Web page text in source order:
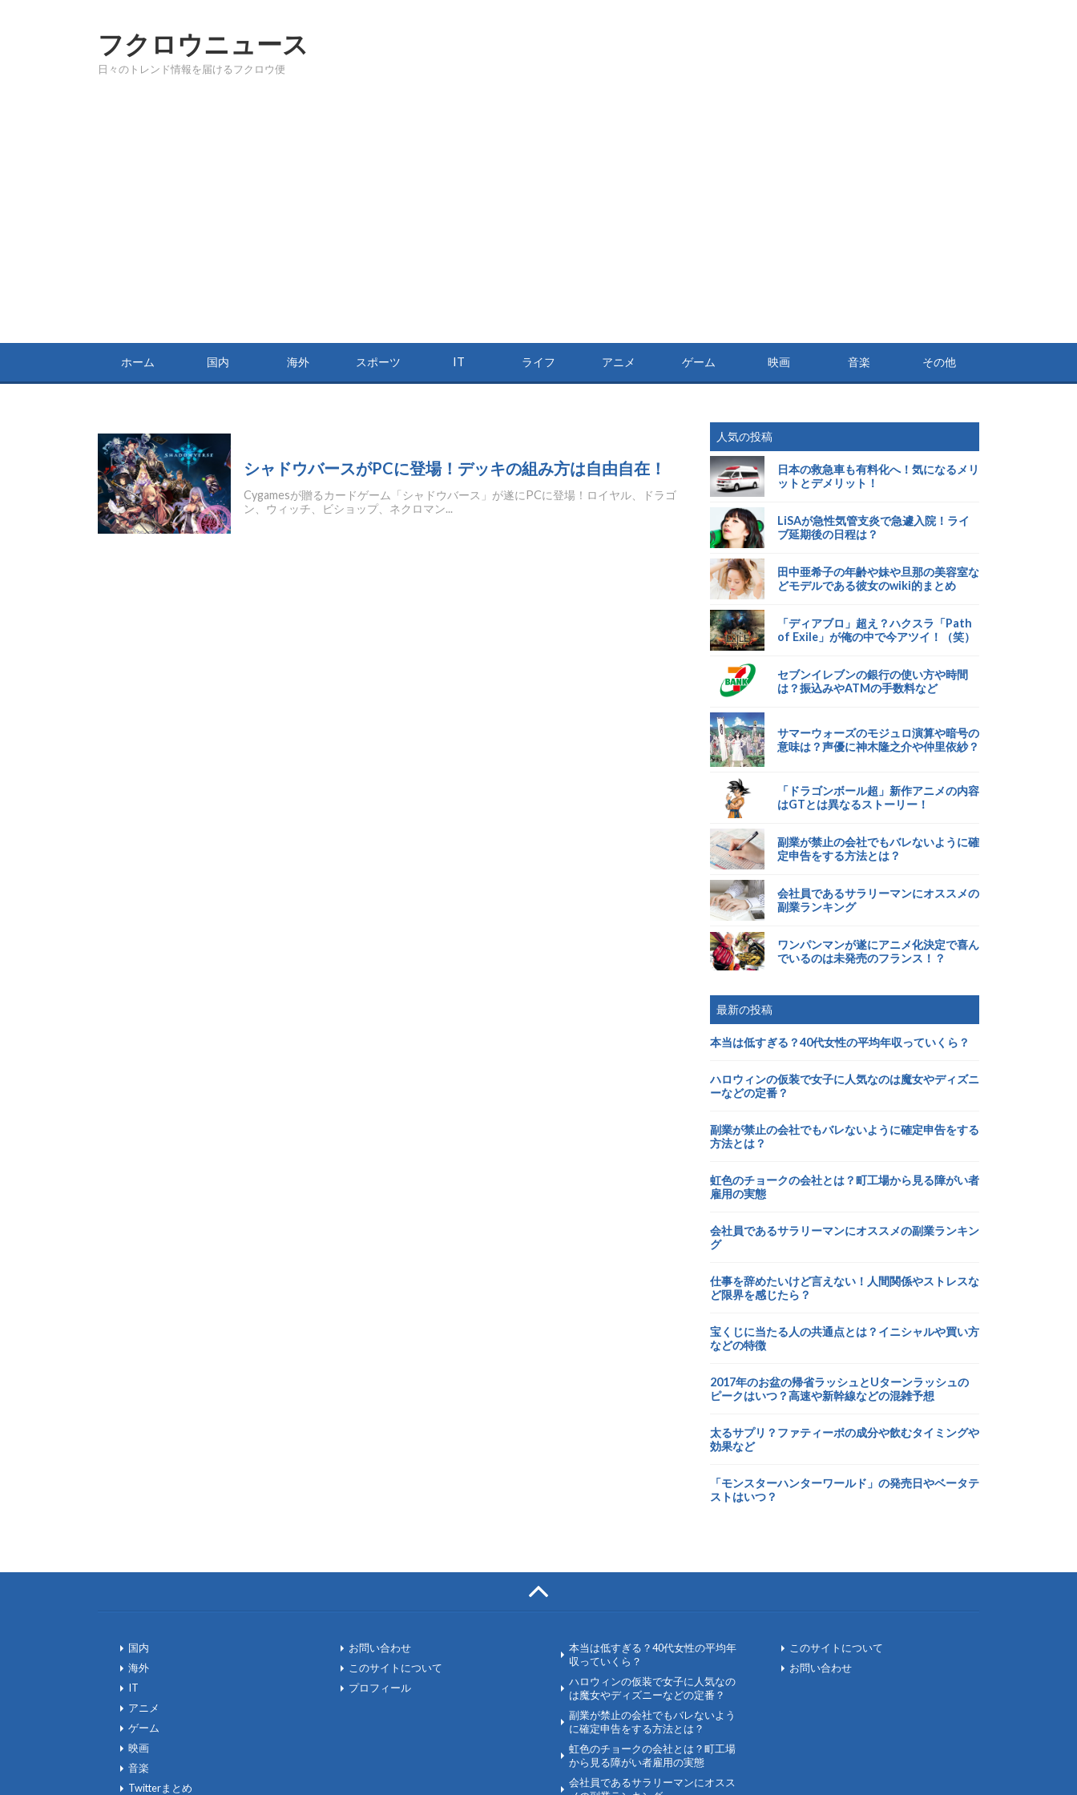
フクロウニュース
日々のトレンド情報を届けるフクロウ便
ホーム 国内 海外 スポーツ IT ライフ アニメ ゲーム 映画 音楽 その他
シャドウバースがPCに登場！デッキの組み方は自由自在！
Cygamesが贈るカードゲーム「シャドウバース」が遂にPCに登場！ロイヤル、ドラゴ
ン、ウィッチ、ビショップ、ネクロマン...
人気の投稿
日本の救急車も有料化へ！気になるメリ
ットとデメリット！
LiSAが急性気管支炎で急遽入院！ライ
ブ延期後の日程は？
田中亜希子の年齢や妹や旦那の美容室な
どモデルである彼女のwiki的まとめ
「ディアブロ」超え？ハクスラ「Path
of Exile」が俺の中で今アツイ！（笑）
セブンイレブンの銀行の使い方や時間
は？振込みやATMの手数料など
サマーウォーズのモジュロ演算や暗号の
意味は？声優に神木隆之介や仲里依紗？
「ドラゴンボール超」新作アニメの内容
はGTとは異なるストーリー！
副業が禁止の会社でもバレないように確
定申告をする方法とは？
会社員であるサラリーマンにオススメの
副業ランキング
ワンパンマンが遂にアニメ化決定で喜ん
でいるのは未発売のフランス！？
最新の投稿
本当は低すぎる？40代女性の平均年収っていくら？
ハロウィンの仮装で女子に人気なのは魔女やディズニ
ーなどの定番？
副業が禁止の会社でもバレないように確定申告をする
方法とは？
虹色のチョークの会社とは？町工場から見る障がい者
雇用の実態
会社員であるサラリーマンにオススメの副業ランキン
グ
仕事を辞めたいけど言えない！人間関係やストレスな
ど限界を感じたら？
宝くじに当たる人の共通点とは？イニシャルや買い方
などの特徴
2017年のお盆の帰省ラッシュとUターンラッシュの
ピークはいつ？高速や新幹線などの混雑予想
太るサプリ？ファティーボの成分や飲むタイミングや
効果など
「モンスターハンターワールド」の発売日やベータテ
ストはいつ？
国内
海外
IT
アニメ
ゲーム
映画
音楽
Twitterまとめ
お問い合わせ
このサイトについて
プロフィール
本当は低すぎる？40代女性の平均年
収っていくら？
ハロウィンの仮装で女子に人気なの
は魔女やディズニーなどの定番？
副業が禁止の会社でもバレないよう
に確定申告をする方法とは？
虹色のチョークの会社とは？町工場
から見る障がい者雇用の実態
会社員であるサラリーマンにオスス
このサイトについて
お問い合わせ